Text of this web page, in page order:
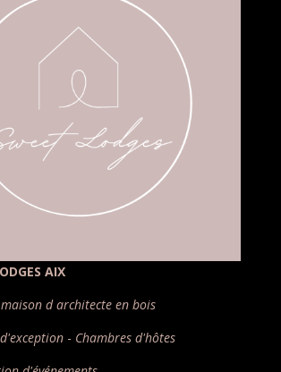
AIX
d architecte en bois
- Chambres d'hôtes